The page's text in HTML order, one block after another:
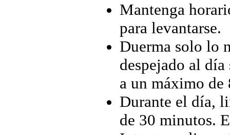
Mantenga
para levantarse.
Duerma solo lo
despejado al
a un máximo de
Durante el día,
de 30 minutos.